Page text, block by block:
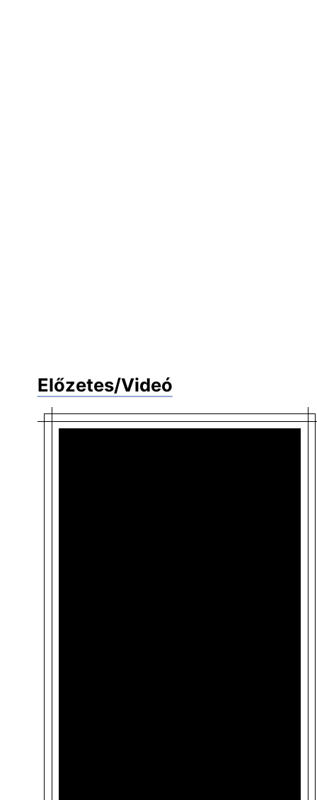
Előzetes/Videó